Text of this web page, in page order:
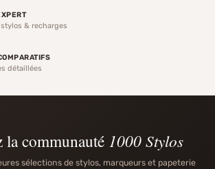
& recharges
détaillées
la communauté 1000 Stylos
sélections de stylos, marqueurs et papeterie